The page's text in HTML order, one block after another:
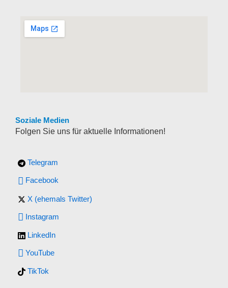
Soziale Medien
Folgen Sie uns für aktuelle Informationen!
Telegram
Facebook
X (ehemals Twitter)
Instagram
LinkedIn
YouTube
TikTok